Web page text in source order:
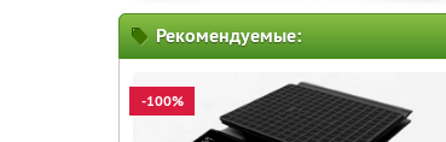
Рекомендуемые:
-100%